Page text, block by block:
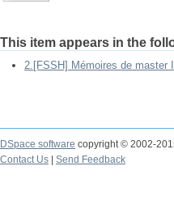
This item appears in the
DSpace software copyright © 2002-
Contact Us
Send Feedback